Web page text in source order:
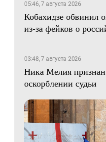
05:46, 7 августа 2026
Кобахидзе обвинил
из-за фейков о
03:48, 7 августа 2026
Ника Мелия
оскорблении судьи